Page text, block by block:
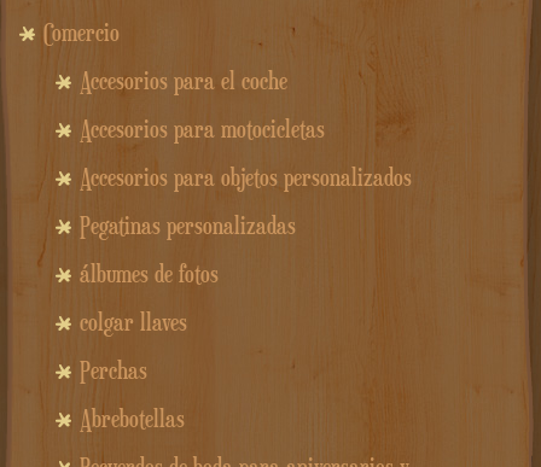
Comercio
Accesorios para el coche
Accesorios para motocicletas
Accesorios para objetos personalizados
Pegatinas personalizadas
álbumes de fotos
colgar llaves
Perchas
Abrebotellas